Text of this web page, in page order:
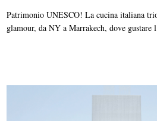
Patrimonio UNESCO! La cucina italiana
glamour, da NY a Marrakech, dove gustare